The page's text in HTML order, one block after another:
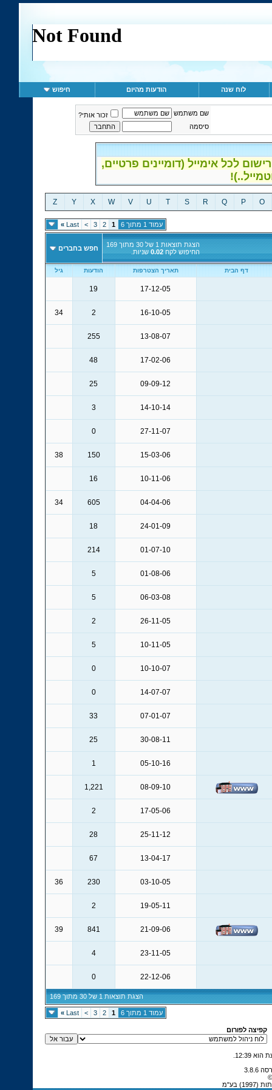
לוח שנה הודעות מהיום חיפוש
שם משתמש
זכור אותי?
סיסמה
לכל אימייל (דומיינים פרטיים,
O
P
Q
R
S
T
U
V
W
X
Y
Z
עמוד 1 מתוך 6 1
2
3
>
Last
»
הצגת תוצאות 1 של 30 מתוך 169
החיפוש לקח0.02 שניות. חפש בחברים
דף הבית תאריך הצטרפות הודעות גיל
17-12-05
19
16-10-05
2
34
13-08-07
255
17-02-06
48
09-09-12
25
14-10-14
3
27-11-07
0
15-03-06
150
38
10-11-06
16
04-04-06
605
34
24-01-09
18
01-07-10
214
01-08-06
5
06-03-08
5
26-11-05
2
10-11-05
5
10-10-07
0
14-07-07
0
07-01-07
33
30-08-11
25
05-10-16
1
08-09-10
1,221
17-05-06
2
25-11-12
28
13-04-17
67
03-10-05
230
36
19-05-11
2
21-09-06
841
39
23-11-05
4
22-12-06
0
הצגת תוצאות 1 של 30 מתוך 169
עמוד 1 מתוך 6 1
2
3
>
Last
»
קפיצה לפורום
12:39
בע"מ